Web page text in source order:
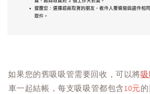
如果您的舊吸吸管需要回收，可以將
車一起結帳，每支吸吸管都包含10元